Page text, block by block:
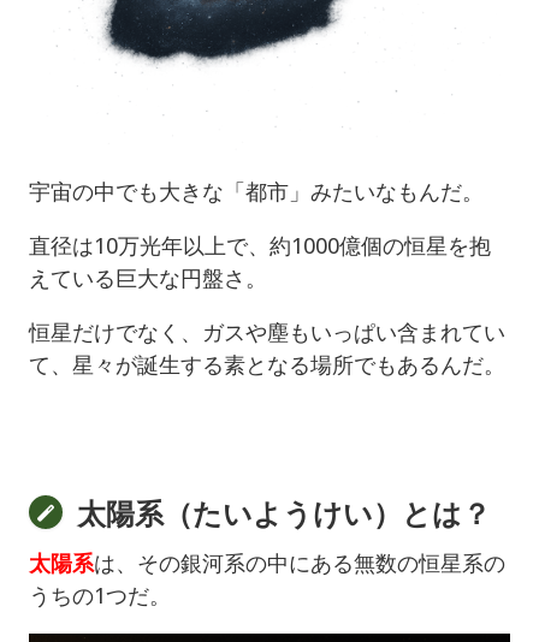
宇宙の中でも大きな「都市」みたいなもんだ。
直径は10万光年以上で、約1000億個の恒星を抱
えている巨大な円盤さ。
恒星だけでなく、ガスや塵もいっぱい含まれてい
て、星々が誕生する素となる場所でもあるんだ。
太陽系（たいようけい）とは？
太陽系は、その銀河系の中にある無数の恒星系の
うちの1つだ。